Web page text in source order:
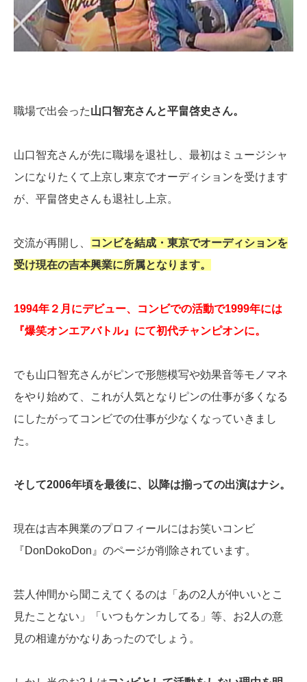
職場で出会った山口智充さんと平畠啓史さん。
山口智充さんが先に職場を退社し、最初はミュージシャ
ンになりたくて上京し東京でオーディションを受けます
が、平畠啓史さんも退社し上京。
交流が再開し、
コンビを結成・東京でオーディションを
受け現在の吉本興業に所属となります。
1994年２月にデビュー、コンビでの活動で1999年には
『爆笑オンエアバトル』にて初代チャンピオンに。
でも山口智充さんがピンで形態模写や効果音等モノマネ
をやり始めて、これが人気となりピンの仕事が多くなる
にしたがってコンビでの仕事が少なくなっていきまし
た。
そして2006年頃を最後に、以降は揃っての出演はナシ。
現在は吉本興業のプロフィールにはお笑いコンビ
『DonDokoDon』のページが削除されています。
芸人仲間から聞こえてくるのは「あの2人が仲いいとこ
見たことない」「いつもケンカしてる」等、お2人の意
見の相違がかなりあったのでしょう。